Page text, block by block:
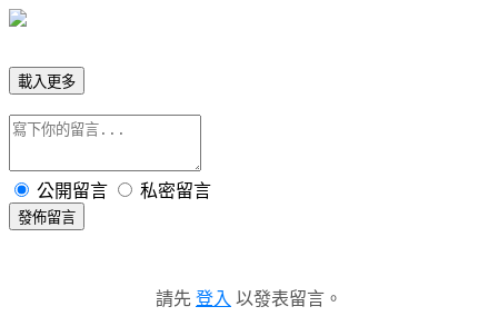
載入更多
公開留言 私密留言
發佈留言
請先 登入 以發表留言。